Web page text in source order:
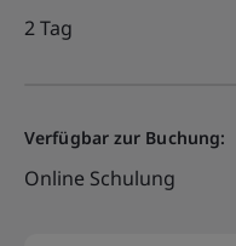
2 Tag
Verfügbar zur Buchung:
Online Schulung